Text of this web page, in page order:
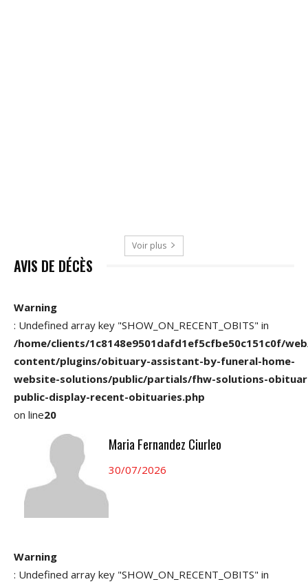
Voir plus
AVIS DE DÉCÈS
Warning
: Undefined array key "SHOW_ON_RECENT_OBITS" in
/home/clients/1c8148e9501dafd1ef5cfbe50c151c0f/
content/plugins/obituary-assistant-by-funeral-home-
website-solutions/public/partials/fhw-solutions-
public-display-recent-obituaries.php
on line20
Maria Fernandez Ciurleo
30/07/2026
Warning
: Undefined array key "SHOW_ON_RECENT_OBITS" in